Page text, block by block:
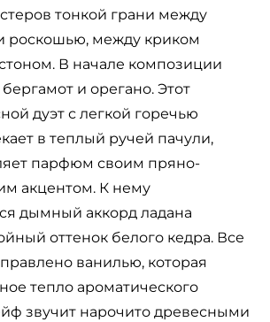
тонкой грани между
роскошью, между криком
В начале композиции
и орегано. Этот
дуэт с легкой горечью
в теплый ручей пачули,
парфюм своим пряно-
акцентом. К нему
дымный аккорд ладана
оттенок белого кедра. Все
ванилью, которая
тепло ароматического
звучит нарочито древесными